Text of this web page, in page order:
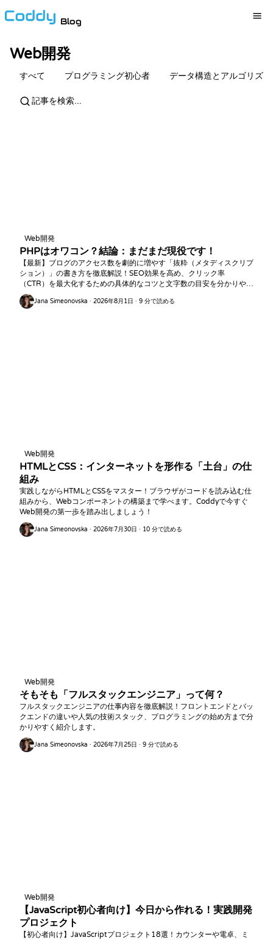
Blog
Web開発
すべて プログラミング初心者 データ構造とアルゴリズム
Web開発
PHPはオワコン？結論：まだまだ現役です！
【最新】ブログのアクセス数を劇的に増やす「抜粋（メタディスクリプ
ション）」の書き方を徹底解説！SEO効果を高め、クリック率
（CTR）を最大化するための具体的なコツと文字数の目安を分かりやす
くご紹介します。
Jana Simeonovska · 2026年8月1日 · 9 分で読める
Web開発
HTMLとCSS：インターネットを形作る「土台」の仕
組み
実践しながらHTMLとCSSをマスター！ブラウザがコードを読み込む仕
組みから、Webコンポーネントの構築まで学べます。Coddyで今すぐ
Web開発の第一歩を踏み出しましょう！
Jana Simeonovska · 2026年7月30日 · 10 分で読める
Web開発
そもそも「フルスタックエンジニア」って何？
フルスタックエンジニアの仕事内容を徹底解説！フロントエンドとバッ
クエンドの違いや人気の技術スタック、プログラミングの始め方まで分
かりやすく紹介します。
Jana Simeonovska · 2026年7月25日 · 9 分で読める
Web開発
【JavaScript初心者向け】今日から作れる！実践開発
プロジェクト
【初心者向け】JavaScriptプロジェクト18選！カウンターや電卓、ミ